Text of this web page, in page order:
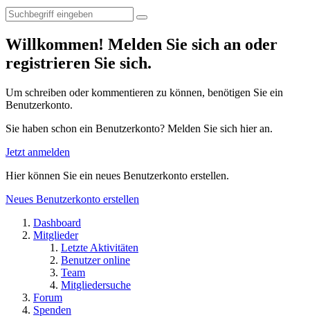
Willkommen! Melden Sie sich an oder
registrieren Sie sich.
Um schreiben oder kommentieren zu können, benötigen Sie ein
Benutzerkonto.
Sie haben schon ein Benutzerkonto? Melden Sie sich hier an.
Jetzt anmelden
Hier können Sie ein neues Benutzerkonto erstellen.
Neues Benutzerkonto erstellen
Dashboard
Mitglieder
Letzte Aktivitäten
Benutzer online
Team
Mitgliedersuche
Forum
Spenden